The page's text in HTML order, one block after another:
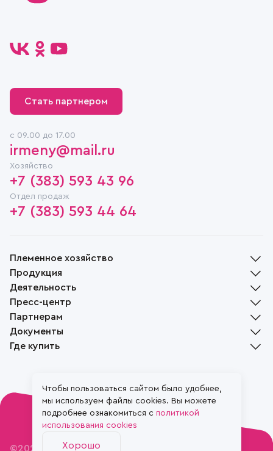
Стать партнером
c 09.00 до 17.00
irmeny@mail.ru
Хозяйство
+7 (383) 593 43 96
Отдел продаж
+7 (383) 593 44 64
Племенное хозяйство
Руководство
Награды
Социальная ответственность
Музей
Вакансии
Продукция
Мясная продукция
Хлебобулочная продукция
Растениеводство
Племенной скот
Деятельность
Животноводство
Переработка
Реализация
Пресс-центр
СМИ о нас
Жизнь села
Партнерам
Документы
Где купить
©2026. ЗАО племзавод «Ирмень»
Чтобы пользоваться сайтом было удобнее,
мы используем файлы cookies. Вы можете
подробнее ознакомиться с политикой
использования cookies
Хорошо